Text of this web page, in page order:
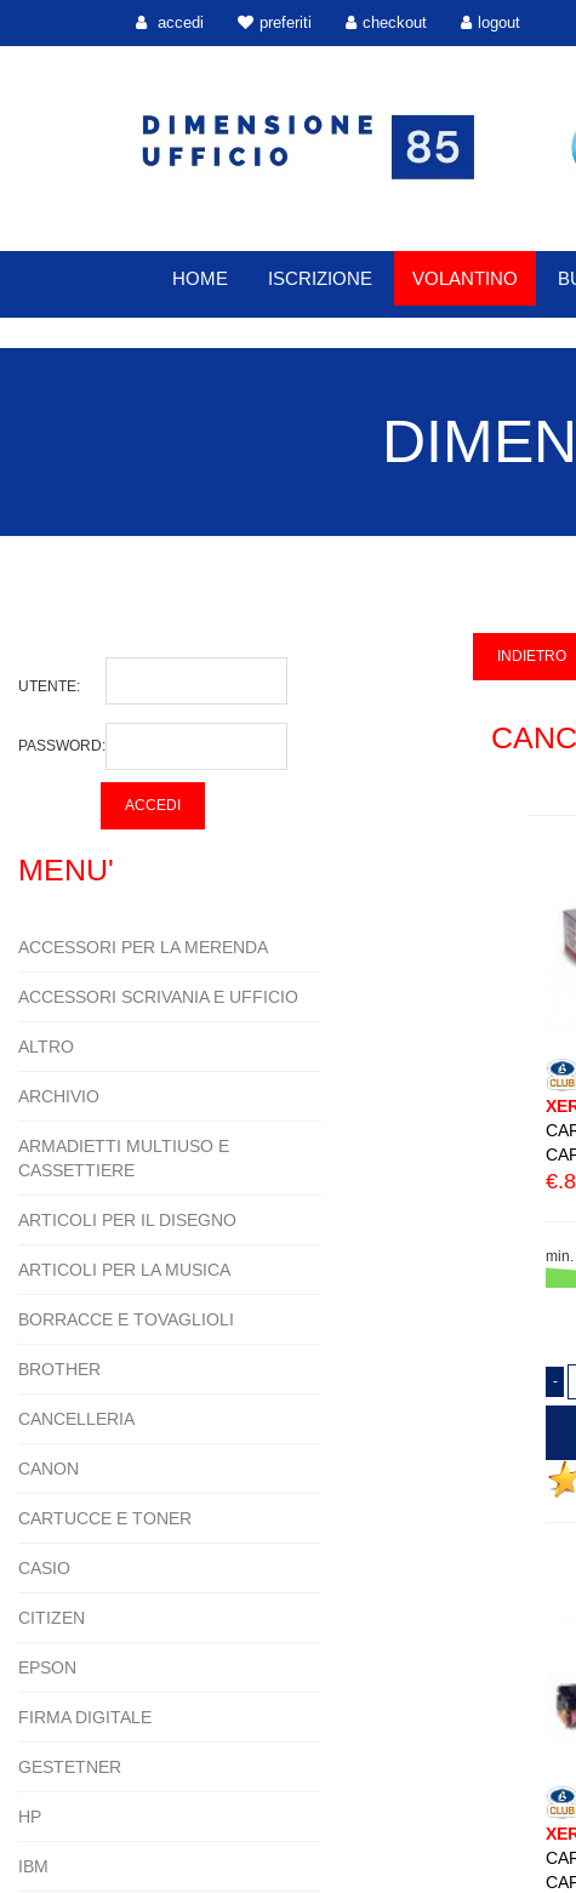
accedi preferiti checkout logout
HOME ISCRIZIONE VOLANTINO
UTENTE:
PASSWORD:
MENU'
ACCESSORI PER LA MERENDA
ACCESSORI SCRIVANIA E UFFICIO
ALTRO
ARCHIVIO
ARMADIETTI MULTIUSO E
CASSETTIERE
ARTICOLI PER IL DISEGNO
ARTICOLI PER LA MUSICA
BORRACCE E TOVAGLIOLI
BROTHER
CANCELLERIA
CANON
CARTUCCE E TONER
CASIO
CITIZEN
EPSON
FIRMA DIGITALE
GESTETNER
HP
IBM
min.